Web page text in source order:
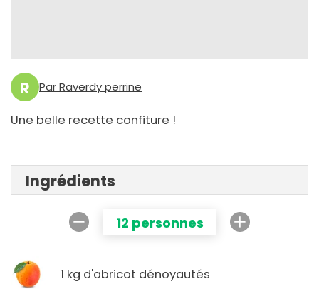
R Par Raverdy perrine
Une belle recette confiture !
Ingrédients
12 personnes
1 kg d'abricot dénoyautés